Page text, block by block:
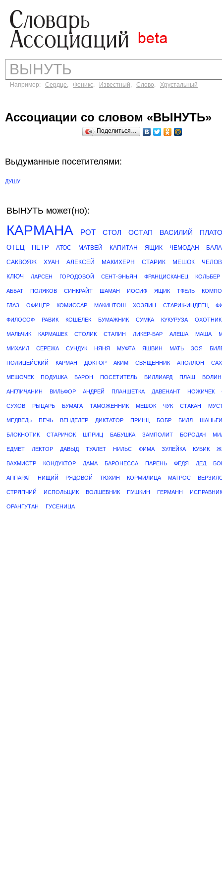
Например: Сердце, Феникс, Известный, Слово, Хрустальный
Ассоциации со словом «ВЫНУТЬ»
Поделиться…
Выдуманные посетителями:
ДУШУ
ВЫНУТЬ может(но):
КАРМАНА РОТ СТОЛ ОСТАП ВАСИЛИЙ
ОТЕЦ ПЕТР АТОС МАТВЕЙ КАПИТАН ЯЩИК ЧЕМОДАН
САКВОЯЖ ХУАН АЛЕКСЕЙ МАКИХЕРН СТАРИК МЕШОК
КЛЮЧ ЛАРСЕН ГОРОДОВОЙ СЕНТ-ЭНЬЯН ФРАНЦИСКАНЕЦ КОЛЬБЕР
АББАТ ПОЛЯКОВ СИНКРАЙТ ШАМАН ИОСИФ ЯЩИК ТФЕЛЬ
ГЛАЗ ОФИЦЕР КОМИССАР МАКИНТОШ ХОЗЯИН СТАРИК-ИНДЕЕЦ
ФИЛОСОФ РАВИК КОШЕЛЕК БУМАЖНИК СУМКА КУКУРУЗА ОХОТНИК
МАЛЬЧИК КАРМАШЕК СТОЛИК СТАЛИН ЛИКЕР-БАР АЛЕША МАША
МИХАИЛ СЕРЕЖА СУНДУК НЯНЯ МУФТА ЯШВИН МАТЬ ЗОЯ
ПОЛИЦЕЙСКИЙ КАРМАН ДОКТОР АКИМ СВЯЩЕННИК АПОЛЛОН
МЕШОЧЕК ПОДУШКА БАРОН ПОСЕТИТЕЛЬ БИЛЛИАРД ПЛАЩ ВОЛИН
АНГЛИЧАНИН ВИЛЬФОР АНДРЕЙ ПЛАНШЕТКА ДАВЕНАНТ НОЖИЧЕК
СУХОВ РЫЦАРЬ БУМАГА ТАМОЖЕННИК МЕШОК ЧУК СТАКАН
МЕДВЕДЬ ПЕЧЬ ВЕНДЕЛЕР ДИКТАТОР ПРИНЦ БОБР БИЛЛ
БЛОКНОТИК СТАРИЧОК ШПРИЦ БАБУШКА ЗАМПОЛИТ БОРОДАЧ
ЕДМЕТ ЛЕКТОР ДАВЫД ТУАЛЕТ НИЛЬС ФИМА ЗУЛЕЙКА КУБИК
ВАХМИСТР КОНДУКТОР ДАМА БАРОНЕССА ПАРЕНЬ ФЕДЯ ДЕД
АППАРАТ НИЩИЙ РЯДОВОЙ ТЮХИН КОРМИЛИЦА МАТРОС
СТРЯПЧИЙ ИСПОЛЬЩИК ВОЛШЕБНИК ПУШКИН ГЕРМАНН ИСПРАВНИК
ОРАНГУТАН ГУСЕНИЦА